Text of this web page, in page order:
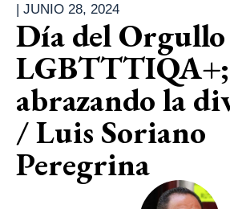
| JUNIO 28, 2024
Día del Orgullo
LGBTTTIQA+;
abrazando la
/ Luis Soriano
Peregrina